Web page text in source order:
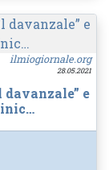
ilmiogiornale.org
28.05.2021
e